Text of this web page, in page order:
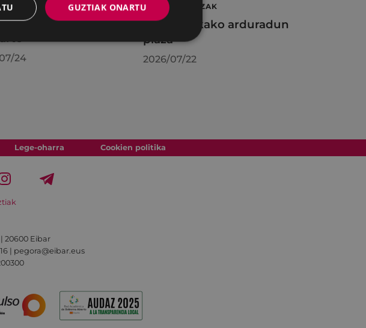
bulegoa itxita
da abuztuaren
arte
24
LAN ESKAINTZAK
Informatikako arduradun
plaza
2026/07/22
Lege-oharra Cookien politika
20600 Eibar
| pegora@eibar.eus
GUZTIAK ONARTU